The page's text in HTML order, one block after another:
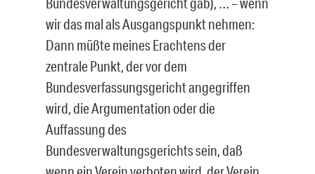
wir das mal als Ausgangspunkt nehmen:
Dann müßte meines Erachtens der
zentrale Punkt, der vor dem
Bundesverfassungsgericht angegriffen
wird, die Argu­mentation oder die
Auffassung des
Bundesverwaltungsgerichts sein, daß